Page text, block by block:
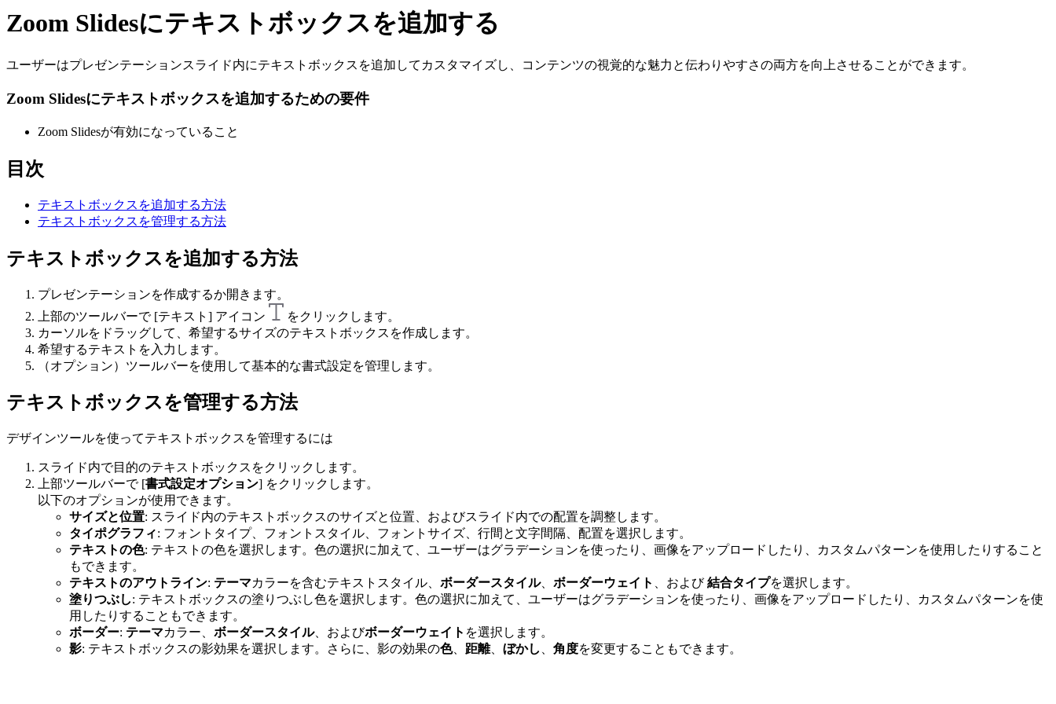
Zoom Slidesにテキストボックスを追加する
ユーザーはプレゼンテーションスライド内にテキストボックスを追加してカスタマイズし、コンテンツの視覚的な魅力と伝わりやすさの両方を向上させることができます。
Zoom Slidesにテキストボックスを追加するための要件
Zoom Slidesが有効になっていること
目次
テキストボックスを追加する方法
テキストボックスを管理する方法
テキストボックスを追加する方法
プレゼンテーションを作成するか開きます。
上部のツールバーで [テキスト] アイコン
をクリックします。
カーソルをドラッグして、希望するサイズのテキストボックスを作成します。
希望するテキストを入力します。
（オプション）ツールバーを使用して基本的な書式設定を管理します。
テキストボックスを管理する方法
デザインツールを使ってテキストボックスを管理するには
スライド内で目的のテキストボックスをクリックします。
上部ツールバーで [書式設定オプション] をクリックします。
以下のオプションが使用できます。
サイズと位置: スライド内のテキストボックスのサイズと位置、およびスライド内での配置を調整します。
タイポグラフィ: フォントタイプ、フォントスタイル、フォントサイズ、行間と文字間隔、配置を選択します。
テキストの色: テキストの色を選択します。色の選択に加えて、ユーザーはグラデーションを使ったり、画像をアップロードしたり、カスタムパターンを使用したりすること
もできます。
テキストのアウトライン: テーマカラーを含むテキストスタイル、 ボーダースタイル、 ボーダーウェイト 、および結合タイプを選択します。
塗りつぶし: テキストボックスの塗りつぶし色を選択します。色の選択に加えて、ユーザーはグラデーションを使ったり、画像をアップロードしたり、カスタムパターンを使
用したりすることもできます。
ボーダー: テーマカラー、 ボーダースタイル、およびボーダーウェイト を選択します。
影: テキストボックスの影効果を選択します。さらに、影の効果の色、 距離、 ぼかし 角度を変更することもできます。